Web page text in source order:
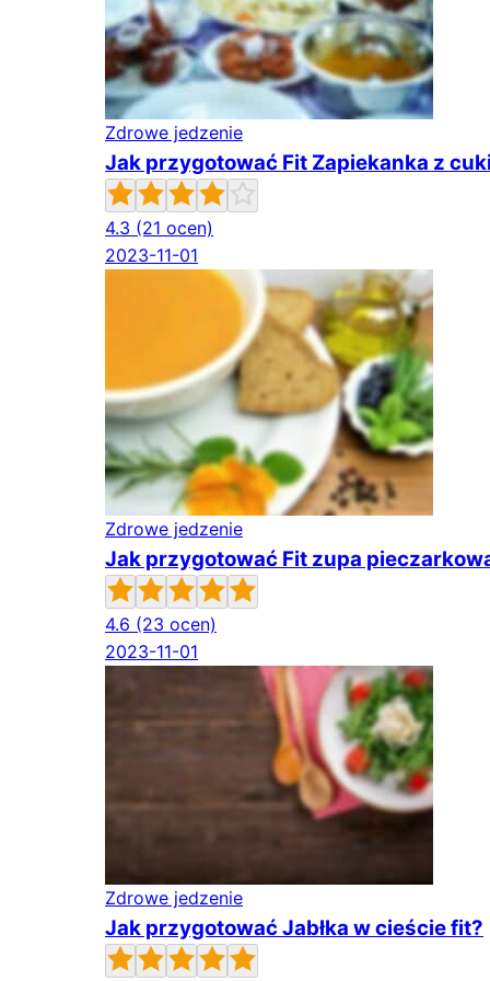
Zdrowe jedzenie
Jak przygotować Fit Zapiekanka z
4.3 (21 ocen)
2023-11-01
Zdrowe jedzenie
Jak przygotować Fit zupa
4.6 (23 ocen)
2023-11-01
Zdrowe jedzenie
Jak przygotować Jabłka w cieście fit?